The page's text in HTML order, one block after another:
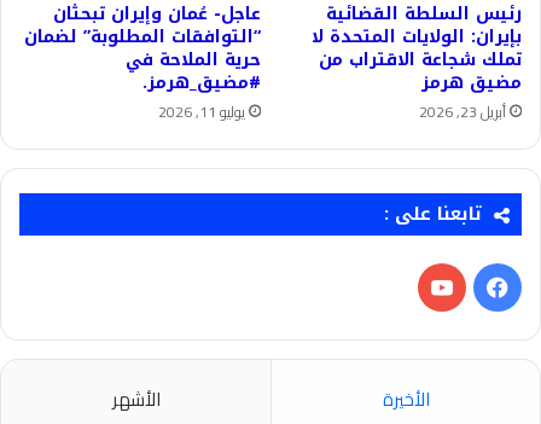
رئيس السلطة القضائية
بإيران: الولايات المتحدة لا
تملك شجاعة الاقتراب من
مضيق هرمز
أبريل 23, 2026
عاجل- عُمان وإيران تبحثان
“التوافقات المطلوبة” لضمان
حرية الملاحة في
#مضيق_هرمز.
يوليو 11, 2026
تابعنا على :
فيسبوك‫YouTube
الأخيرة الأشهر